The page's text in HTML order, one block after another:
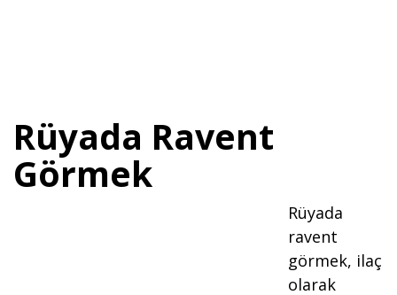
Rüyada Ravent
Görmek
Rüyada
ravent
görmek, ilaç
olarak